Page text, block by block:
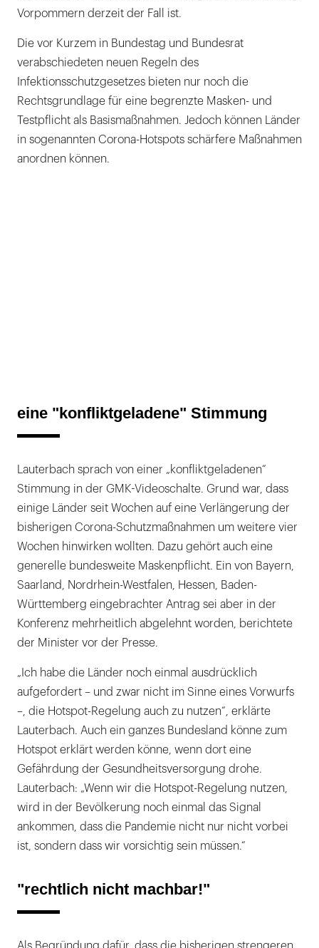
Vorpommern derzeit der Fall ist.
Die vor Kurzem in Bundestag und Bundesrat
verabschiedeten neuen Regeln des
Infektionsschutzgesetzes bieten nur noch die
Rechtsgrundlage für eine begrenzte Masken- und
Testpflicht als Basismaßnahmen. Jedoch können Länder
in sogenannten Corona-Hotspots schärfere Maßnahmen
anordnen können.
eine "konfliktgeladene" Stimmung
Lauterbach sprach von einer „konfliktgeladenen“
Stimmung in der GMK-Videoschalte. Grund war, dass
einige Länder seit Wochen auf eine Verlängerung der
bisherigen Corona-Schutzmaßnahmen um weitere vier
Wochen hinwirken wollten. Dazu gehört auch eine
generelle bundesweite Maskenpflicht. Ein von Bayern,
Saarland, Nordrhein-Westfalen, Hessen, Baden-
Württemberg eingebrachter Antrag sei aber in der
Konferenz mehrheitlich abgelehnt worden, berichtete
der Minister vor der Presse.
„Ich habe die Länder noch einmal ausdrücklich
aufgefordert – und zwar nicht im Sinne eines Vorwurfs
–, die Hotspot-Regelung auch zu nutzen“, erklärte
Lauterbach. Auch ein ganzes Bundesland könne zum
Hotspot erklärt werden könne, wenn dort eine
Gefährdung der Gesundheitsversorgung drohe.
Lauterbach: „Wenn wir die Hotspot-Regelung nutzen,
wird in der Bevölkerung noch einmal das Signal
ankommen, dass die Pandemie nicht nur nicht vorbei
ist, sondern dass wir vorsichtig sein müssen.“
"rechtlich nicht machbar!"
Als Begründung dafür, dass die bisherigen strengeren